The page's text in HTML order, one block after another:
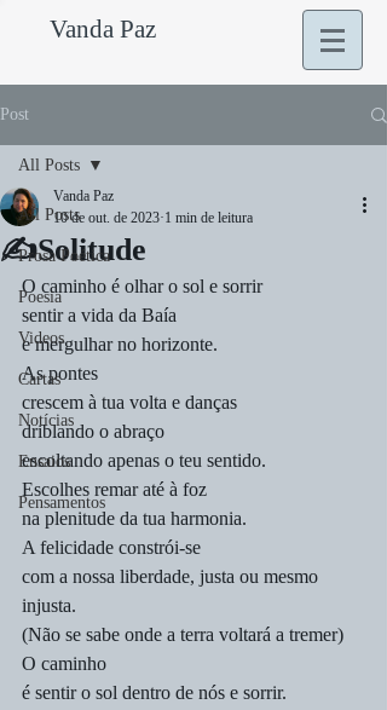
Vanda Paz
Post
All Posts
Prosa Poética
Poesia
Videos
Cartas
Notícias
Ensaios
Pensamentos
All Posts
✍️Solitude
Vanda Paz
10 de out. de 2023 1 min de leitura
O caminho é olhar o sol e sorrir
sentir a vida da Baía
e mergulhar no horizonte.
As pontes
crescem à tua volta e danças
driblando o abraço
escoltando apenas o teu sentido.
Escolhes remar até à foz
na plenitude da tua harmonia.
A felicidade constrói-se
com a nossa liberdade, justa ou mesmo
injusta.
(Não se sabe onde a terra voltará a tremer)
O caminho
é sentir o sol dentro de nós e sorrir.